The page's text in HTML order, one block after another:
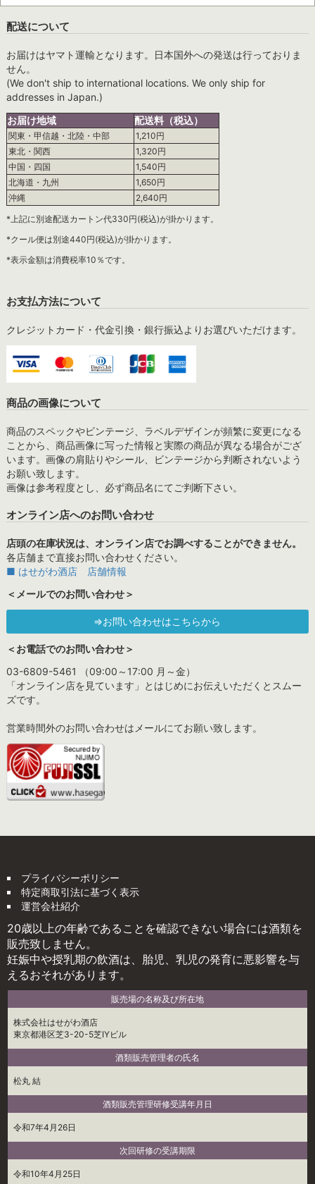
配送について
お届けはヤマト運輸となります。日本国外への発送は行っておりま
せん。
(We don't ship to international locations. We only ship for
addresses in Japan.)
お届け地域
配送料（税込）
関東・甲信越・北陸・中部
1,210円
東北・関西
1,320円
中国・四国
1,540円
北海道・九州
1,650円
沖縄
2,640円
*上記に別途配送カートン代330円(税込)が掛かります。
*クール便は別途440円(税込)が掛かります。
*表示金額は消費税率10％です。
お支払方法について
クレジットカード・代金引換・銀行振込よりお選びいただけます。
商品の画像について
商品のスペックやビンテージ、ラベルデザインが頻繁に変更になる
ことから、商品画像に写った情報と実際の商品が異なる場合がござ
います。画像の肩貼りやシール、ビンテージから判断されないよう
お願い致します。
画像は参考程度とし、必ず商品名にてご判断下さい。
オンライン店へのお問い合わせ
店頭の在庫状況は、オンライン店でお調べすることができません。
各店舗まで直接お問い合わせください。
■ はせがわ酒店 店舗情報
＜メールでのお問い合わせ＞
⇒お問い合わせはこちらから
＜お電話でのお問い合わせ＞
03-6809-5461 （09:00～17:00 月～金）
「オンライン店を見ています」とはじめにお伝えいただくとスムー
ズです。
営業時間外のお問い合わせはメールにてお願い致します。
プライバシーポリシー
特定商取引法に基づく表示
運営会社紹介
20歳以上の年齢であることを確認できない場合には酒類を
販売致しません。
妊娠中や授乳期の飲酒は、胎児、乳児の発育に悪影響を与
えるおそれがあります。
販売場の名称及び所在地
株式会社はせがわ酒店
東京都港区芝3-20-5芝IYビル
酒類販売管理者の氏名
松丸 結
酒類販売管理研修受講年月日
令和7年4月26日
次回研修の受講期限
令和10年4月25日